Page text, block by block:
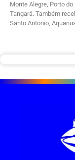
Monte Alegre, Porto
Tangará. Também
Santo Antonio,